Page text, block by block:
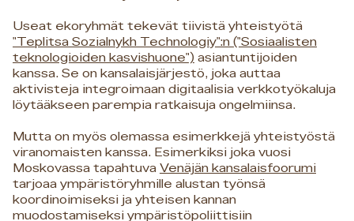
Useat ekoryhmät tekevät tiivistä yhteistyötä
"Teplitsa Sozialnykh Technologiy":n ("Sosiaalisten
teknologioiden kasvishuone") asiantuntijoiden
kanssa. Se on kansalaisjärjestö, joka auttaa
aktivisteja integroimaan digitaalisia verkkotyökaluja
löytääkseen parempia ratkaisuja ongelmiinsa.
Mutta on myös olemassa esimerkkejä yhteistyöstä
viranomaisten kanssa. Esimerkiksi joka vuosi
Moskovassa tapahtuva Venäjän kansalaisfoorumi
tarjoaa ympäristöryhmille alustan työnsä
koordinoimiseksi ja yhteisen kannan
muodostamiseksi ympäristöpoliittisiin